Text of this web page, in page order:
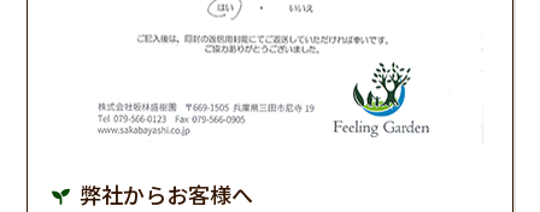
弊社からお客様へ